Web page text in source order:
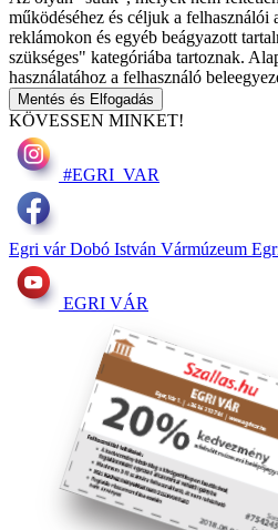
működéséhez és céljuk a felhasználói
reklámokon és egyéb beágyazott
szükséges" kategóriába tartoznak.
használatához a felhasználó
Mentés és Elfogadás
KÖVESSEN MINKET!
#EGRI_VAR
Egri várDobó István Vármúzeum
EGRI VÁR